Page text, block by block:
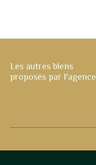
Les autres biens
proposés par l'agence